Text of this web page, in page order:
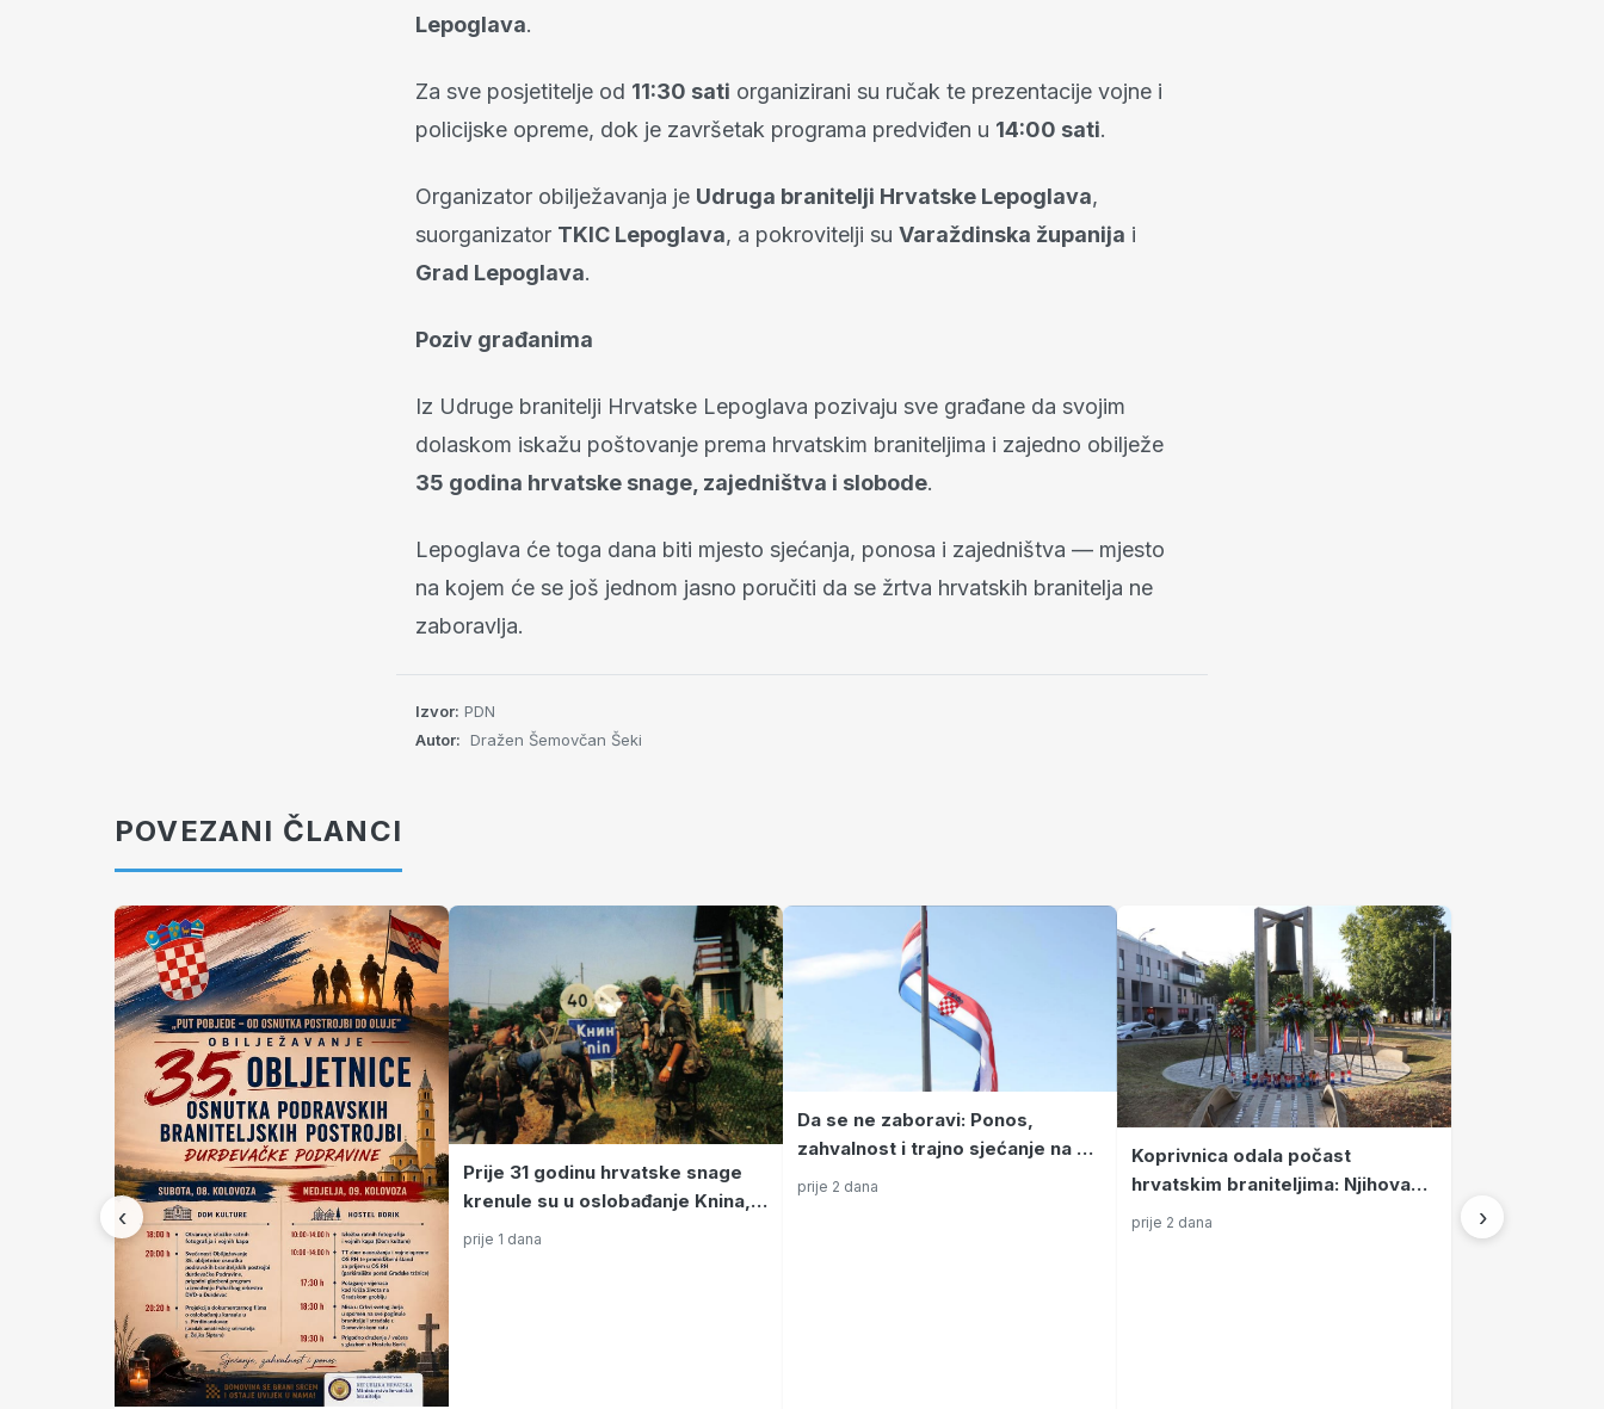
Lepoglava.
Za sve posjetitelje od 11:30 sati organizirani su ručak te prezentacije vojne i
policijske opreme, dok je završetak programa predviđen u 14:00 sati.
Organizator obilježavanja je Udruga branitelji Hrvatske Lepoglava,
suorganizator TKIC Lepoglava, a pokrovitelji su Varaždinska županija i
Grad Lepoglava.
Poziv građanima
Iz Udruge branitelji Hrvatske Lepoglava pozivaju sve građane da svojim
dolaskom iskažu poštovanje prema hrvatskim braniteljima i zajedno obilježe
35 godina hrvatske snage, zajedništva i slobode.
Lepoglava će toga dana biti mjesto sjećanja, ponosa i zajedništva — mjesto
na kojem će se još jednom jasno poručiti da se žrtva hrvatskih branitelja ne
zaboravlja.
Izvor: PDN
Autor: Dražen Šemovčan Šeki
POVEZANI ČLANCI
‹
Prije 31 godinu hrvatske snage
krenule su u oslobađanje Knina,
Like, Korduna i Banovine
prije 1 dana
Da se ne zaboravi: Ponos,
zahvalnost i trajno sjećanje na 5.
kolovoza
prije 2 dana
Koprivnica odala počast
hrvatskim braniteljima: Njihova
žrtva temelj je slobodne
prije 2 dana ›